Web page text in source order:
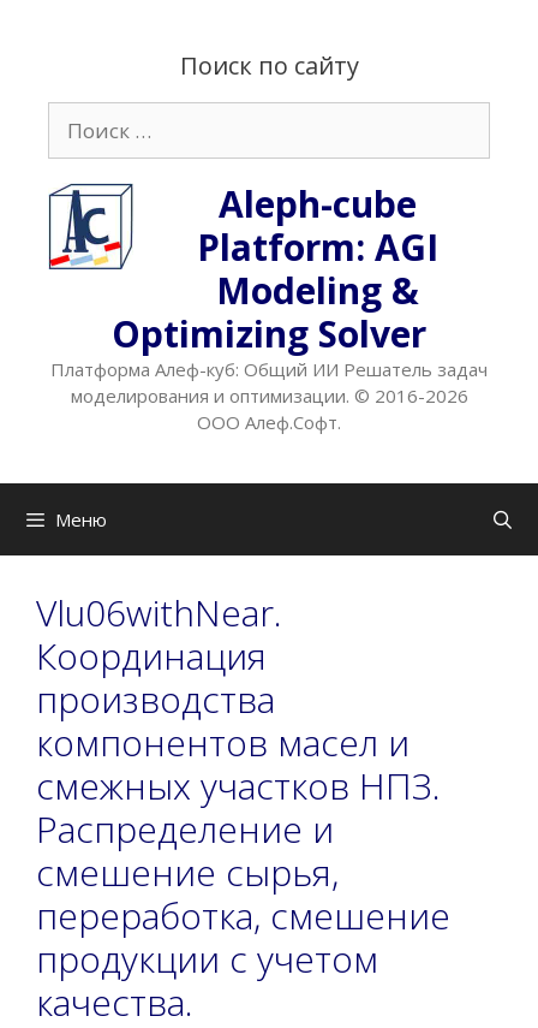
Поиск по сайту
Aleph-cube
Platform: AGI
Modeling &
Optimizing Solver
Платформа Алеф-куб: Общий ИИ Решатель задач
моделирования и оптимизации. © 2016-2026
ООО Алеф.Софт.
Меню
Vlu06withNear.
Координация
производства
компонентов масел и
смежных участков НПЗ.
Распределение и
смешение сырья,
переработка, смешение
продукции с учетом
качества.